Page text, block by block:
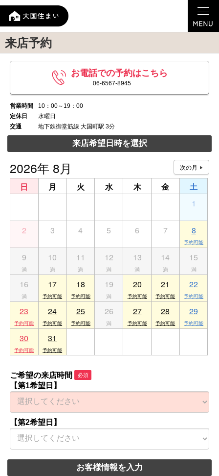
来店予約
お電話での予約はこちら
06-6567-8945
営業時間
10：00～19：00
定休日
水曜日
交通
地下鉄御堂筋線 大国町駅 3分
来店希望日時を選択
2026年 8月
日 月 火 水 木 金
土
1
2 3 4 5 6 7 8
9 10 11 12 13 14 15
16 17 18 19 20 21 22
23 24 25 26 27 28 29
30 31
ご希望の来店時間 必須
【第1希望日】
【第2希望日】
お客様情報を入力